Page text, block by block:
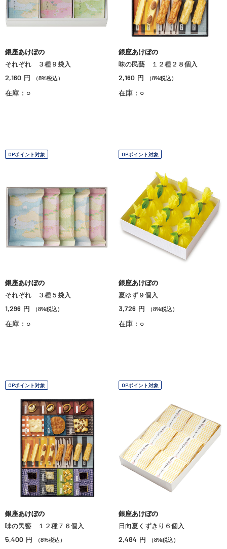
銀座あけぼの
それぞれ ３種９袋入
2,160 円 （8%税込）
在庫：○
銀座あけぼの
味の民藝 １２種２８個入
2,160 円 （8%税込）
在庫：○
OPポイント対象
銀座あけぼの
それぞれ ３種５袋入
1,296 円 （8%税込）
在庫：○
OPポイント対象
銀座あけぼの
夏ゆず９個入
3,726 円 （8%税込）
在庫：○
OPポイント対象
銀座あけぼの
味の民藝 １２種７６個入
5,400 円 （8%税込）
OPポイント対象
銀座あけぼの
日向夏くずきり６個入
2,484 円 （8%税込）